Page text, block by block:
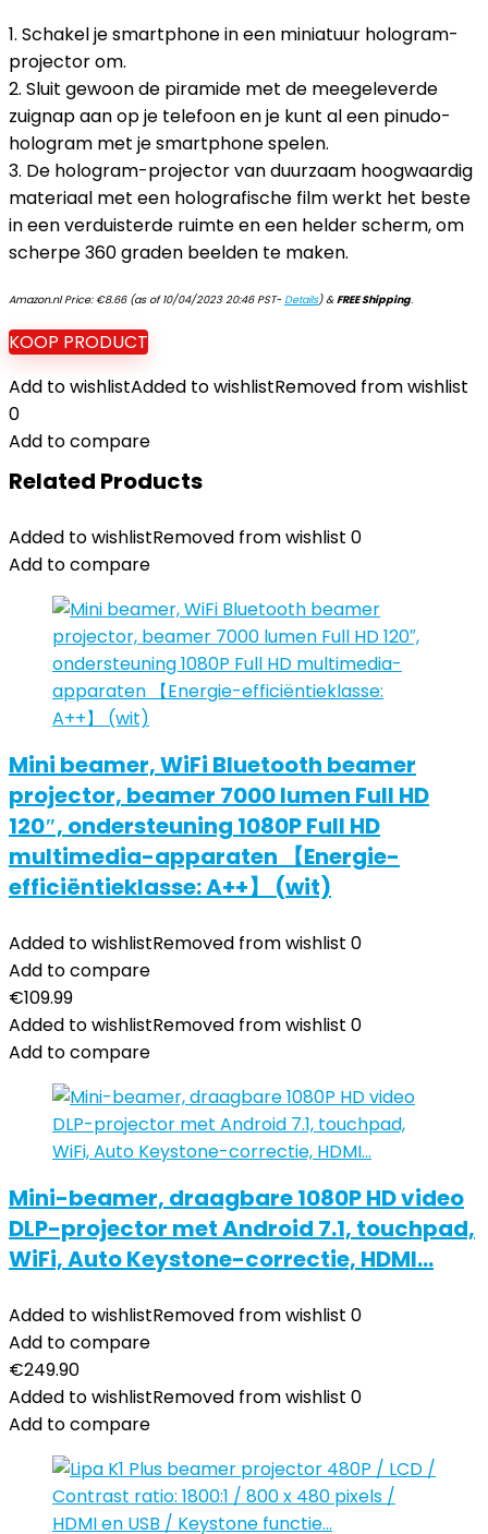
1. Schakel je smartphone in een miniatuur hologram-
projector om.
2. Sluit gewoon de piramide met de meegeleverde
zuignap aan op je telefoon en je kunt al een pinudo-
hologram met je smartphone spelen.
3. De hologram-projector van duurzaam hoogwaardig
materiaal met een holografische film werkt het beste
in een verduisterde ruimte en een helder scherm, om
scherpe 360 graden beelden te maken.
Amazon.nl Price: €8.66(as of 10/04/2023 20:46 PST-Details)&FREE Shipping.
KOOP PRODUCT
Add to wishlistAdded to wishlistRemoved from wishlist
0
Add to compare
Related Products
Added to wishlistRemoved from wishlist 0
Add to compare
Mini beamer, WiFi Bluetooth beamer
projector, beamer 7000 lumen Full HD
120″, ondersteuning 1080P Full HD
multimedia-apparaten 【Energie-
efficiëntieklasse: A++】 (wit)
Added to wishlistRemoved from wishlist 0
Add to compare
€109.99
Added to wishlistRemoved from wishlist 0
Add to compare
Mini-beamer, draagbare 1080P HD video
DLP-projector met Android 7.1, touchpad,
WiFi, Auto Keystone-correctie, HDMI…
Added to wishlistRemoved from wishlist 0
Add to compare
€249.90
Added to wishlistRemoved from wishlist 0
Add to compare